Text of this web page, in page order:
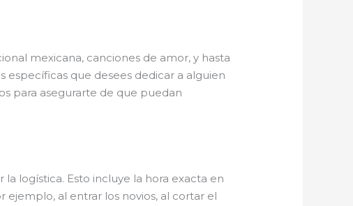
mexicana, canciones de amor, y hasta
que desees dedicar a alguien
para asegurarte de que puedan
logística. Esto incluye la hora exacta en
al entrar los novios, al cortar el